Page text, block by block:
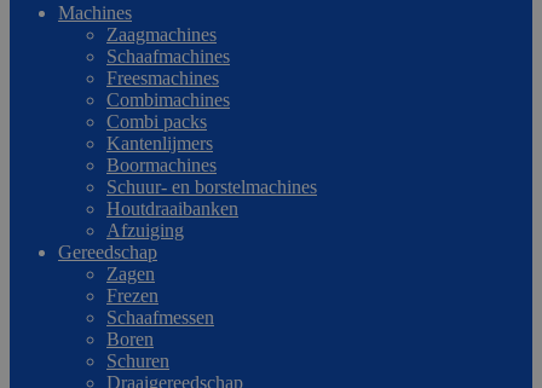
Machines
Zaagmachines
Schaafmachines
Freesmachines
Combimachines
Combi packs
Kantenlijmers
Boormachines
Schuur- en borstelmachines
Houtdraaibanken
Afzuiging
Gereedschap
Zagen
Frezen
Schaafmessen
Boren
Schuren
Draaigereedschap